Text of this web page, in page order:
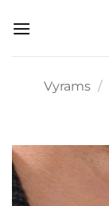
Vyrams /